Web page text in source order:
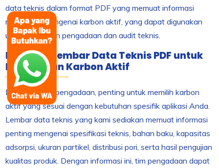
data teknis dalam format PDF yang memuat informasi
mendalam mengenai karbon aktif, yang dapat digunakan
untuk keperluan pengadaan dan audit teknis.
Manfaat Lembar Data Teknis PDF untuk
Pengadaan Karbon Aktif
Dalam proses pengadaan, penting untuk memilih karbon
aktif yang sesuai dengan kebutuhan spesifik aplikasi Anda.
Lembar data teknis yang kami sediakan memuat informasi
penting mengenai spesifikasi teknis, bahan baku, kapasitas
adsorpsi, ukuran partikel, distribusi pori, serta hasil pengujian
kualitas produk. Dengan informasi ini, tim pengadaan dapat